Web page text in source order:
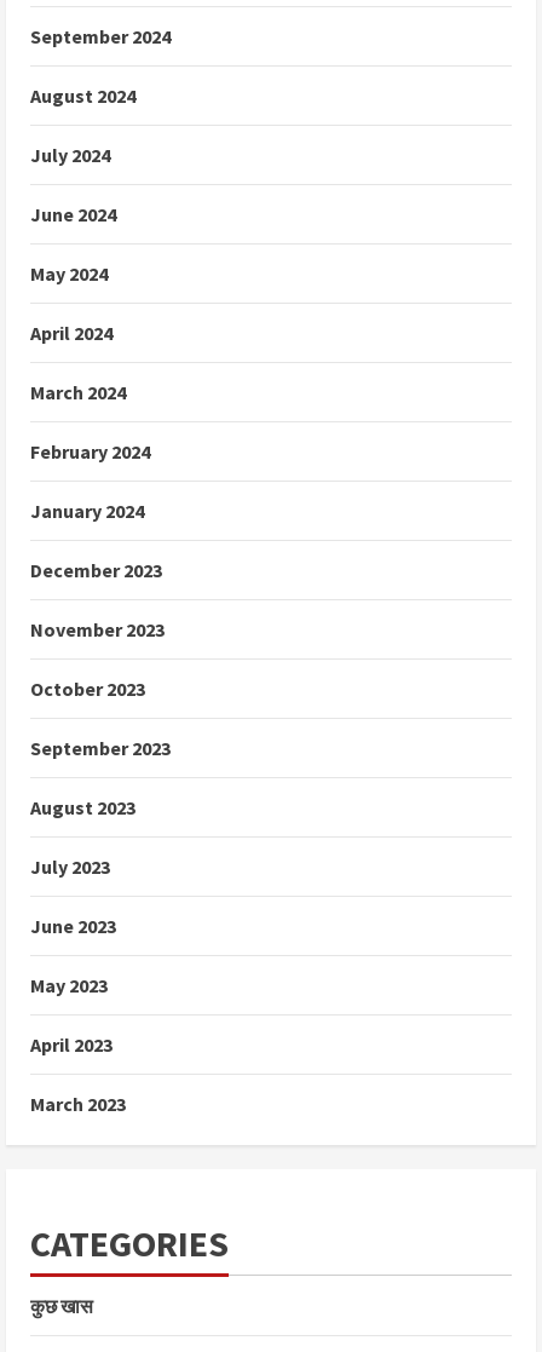
September 2024
August 2024
July 2024
June 2024
May 2024
April 2024
March 2024
February 2024
January 2024
December 2023
November 2023
October 2023
September 2023
August 2023
July 2023
June 2023
May 2023
April 2023
March 2023
CATEGORIES
कुछ खास